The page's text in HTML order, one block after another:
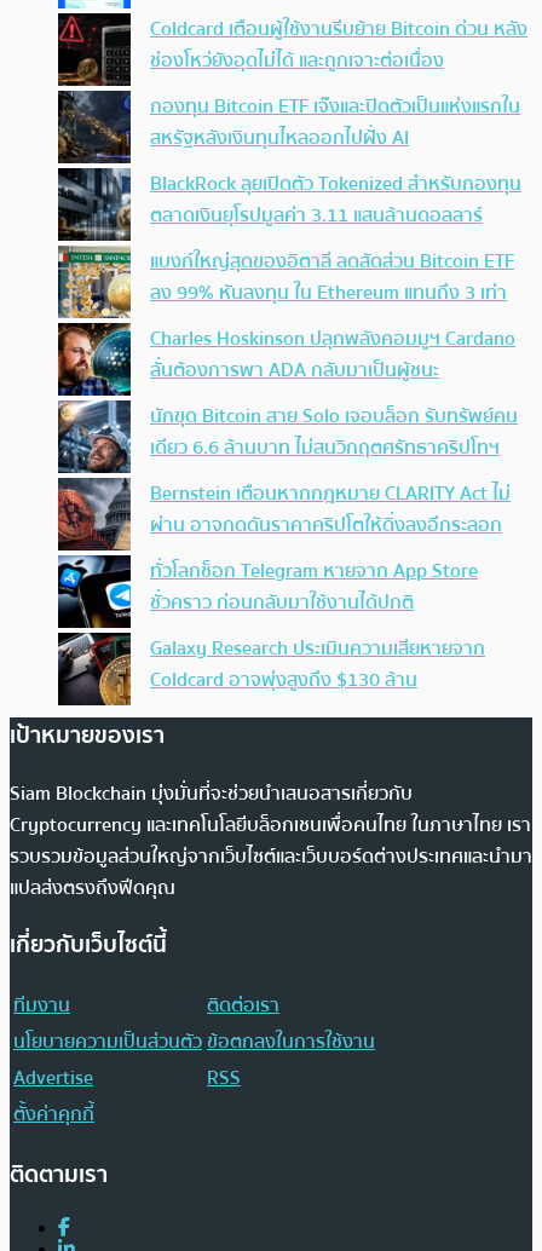
Coldcard เตือนผู้ใช้งานรีบย้าย Bitcoin ด่วน หลัง
ช่องโหว่ยังอุดไม่ได้ และถูกเจาะต่อเนื่อง
กองทุน Bitcoin ETF เจ๊งและปิดตัวเป็นแห่งแรกใน
สหรัฐหลังเงินทุนไหลออกไปฝั่ง AI
BlackRock ลุยเปิดตัว Tokenized สำหรับกองทุน
ตลาดเงินยุโรปมูลค่า 3.11 แสนล้านดอลลาร์
แบงก์ใหญ่สุดของอิตาลี ลดสัดส่วน Bitcoin ETF
ลง 99% หันลงทุน ใน Ethereum แทนถึง 3 เท่า
Charles Hoskinson ปลุกพลังคอมมูฯ Cardano
ลั่นต้องการพา ADA กลับมาเป็นผู้ชนะ
นักขุด Bitcoin สาย Solo เจอบล็อก รับทรัพย์คน
เดียว 6.6 ล้านบาท ไม่สนวิกฤตศรัทธาคริปโทฯ
Bernstein เตือนหากกฎหมาย CLARITY Act ไม่
ผ่าน อาจกดดันราคาคริปโตให้ดิ่งลงอีกระลอก
ทั่วโลกช็อก Telegram หายจาก App Store
ชั่วคราว ก่อนกลับมาใช้งานได้ปกติ
Galaxy Research ประเมินความเสียหายจาก
Coldcard อาจพุ่งสูงถึง $130 ล้าน
เป้าหมายของเรา
Siam Blockchain มุ่งมั่นที่จะช่วยนำเสนอสารเกี่ยวกับ
Cryptocurrency และเทคโนโลยีบล็อกเชนเพื่อคนไทย ในภาษาไทย เรา
รวบรวมข้อมูลส่วนใหญ่จากเว็บไซต์และเว็บบอร์ดต่างประเทศและนำมา
แปลส่งตรงถึงฟีดคุณ
เกี่ยวกับเว็บไซต์นี้
ทีมงาน
ติดต่อเรา
นโยบายความเป็นส่วนตัวข้อตกลงในการใช้งาน
Advertise
RSS
ตั้งค่าคุกกี้
ติดตามเรา